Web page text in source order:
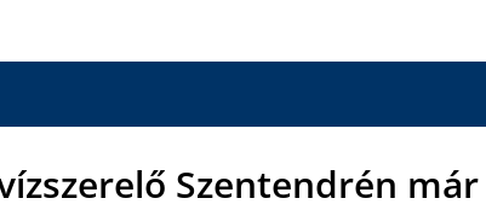
Szentendrén